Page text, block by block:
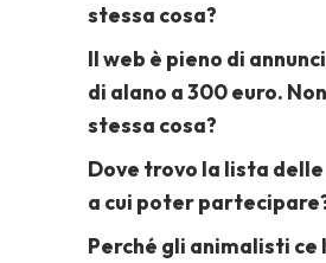
stessa cosa?
Il web è pieno di
di alano a 300 euro.
stessa cosa?
Dove trovo la lista
a cui poter
Perché gli animalisti ce